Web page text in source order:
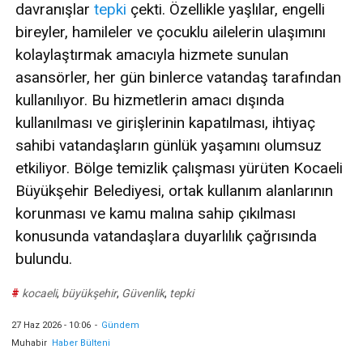
davranışlar tepki çekti. Özellikle yaşlılar, engelli
bireyler, hamileler ve çocuklu ailelerin ulaşımını
kolaylaştırmak amacıyla hizmete sunulan
asansörler, her gün binlerce vatandaş tarafından
kullanılıyor. Bu hizmetlerin amacı dışında
kullanılması ve girişlerinin kapatılması, ihtiyaç
sahibi vatandaşların günlük yaşamını olumsuz
etkiliyor. Bölge temizlik çalışması yürüten Kocaeli
Büyükşehir Belediyesi, ortak kullanım alanlarının
korunması ve kamu malına sahip çıkılması
konusunda vatandaşlara duyarlılık çağrısında
bulundu.
# kocaeli, büyükşehir, Güvenlik, tepki
27 Haz 2026 - 10:06 - Gündem
Muhabir Haber Bülteni